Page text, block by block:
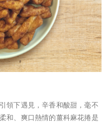
領下遇見，辛香和酸甜，毫不
和、爽口熱情的薑科麻花捲是